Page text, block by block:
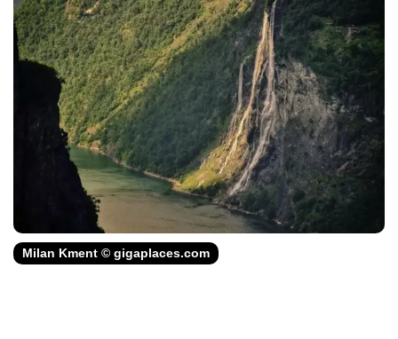
Milan Kment © gigaplaces.com